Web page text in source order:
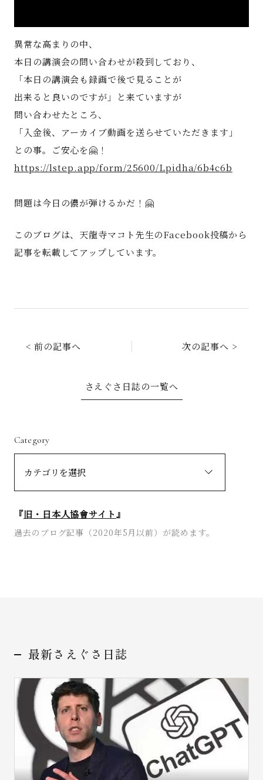
お問い合わせ
異常な高まりの中、
本日の講演会の問い合わせが殺到しており、
「本日の講演会も録画で後で見ることが
出来ると良いのですが」と来ていますが
問い合わせたところ、
「入金後、アーカイブ動画を送らせていただきます」
との事。ご安心を🤗！
https://lstep.app/form/25600/Lpidha/6b4c6b
問題は今日の儂が弾けるかだ！🤗
このブログは、天龍寺マコト先生のFacebook投稿から
記事を転載してアップしています。
< 前の記事へ 次の記事へ >
さえぐさ日誌の一覧へ
Category
『旧・日本人協會サイト』
過去のブログ記事（2020年5月以前）が読めます。
最新さえぐさ日誌